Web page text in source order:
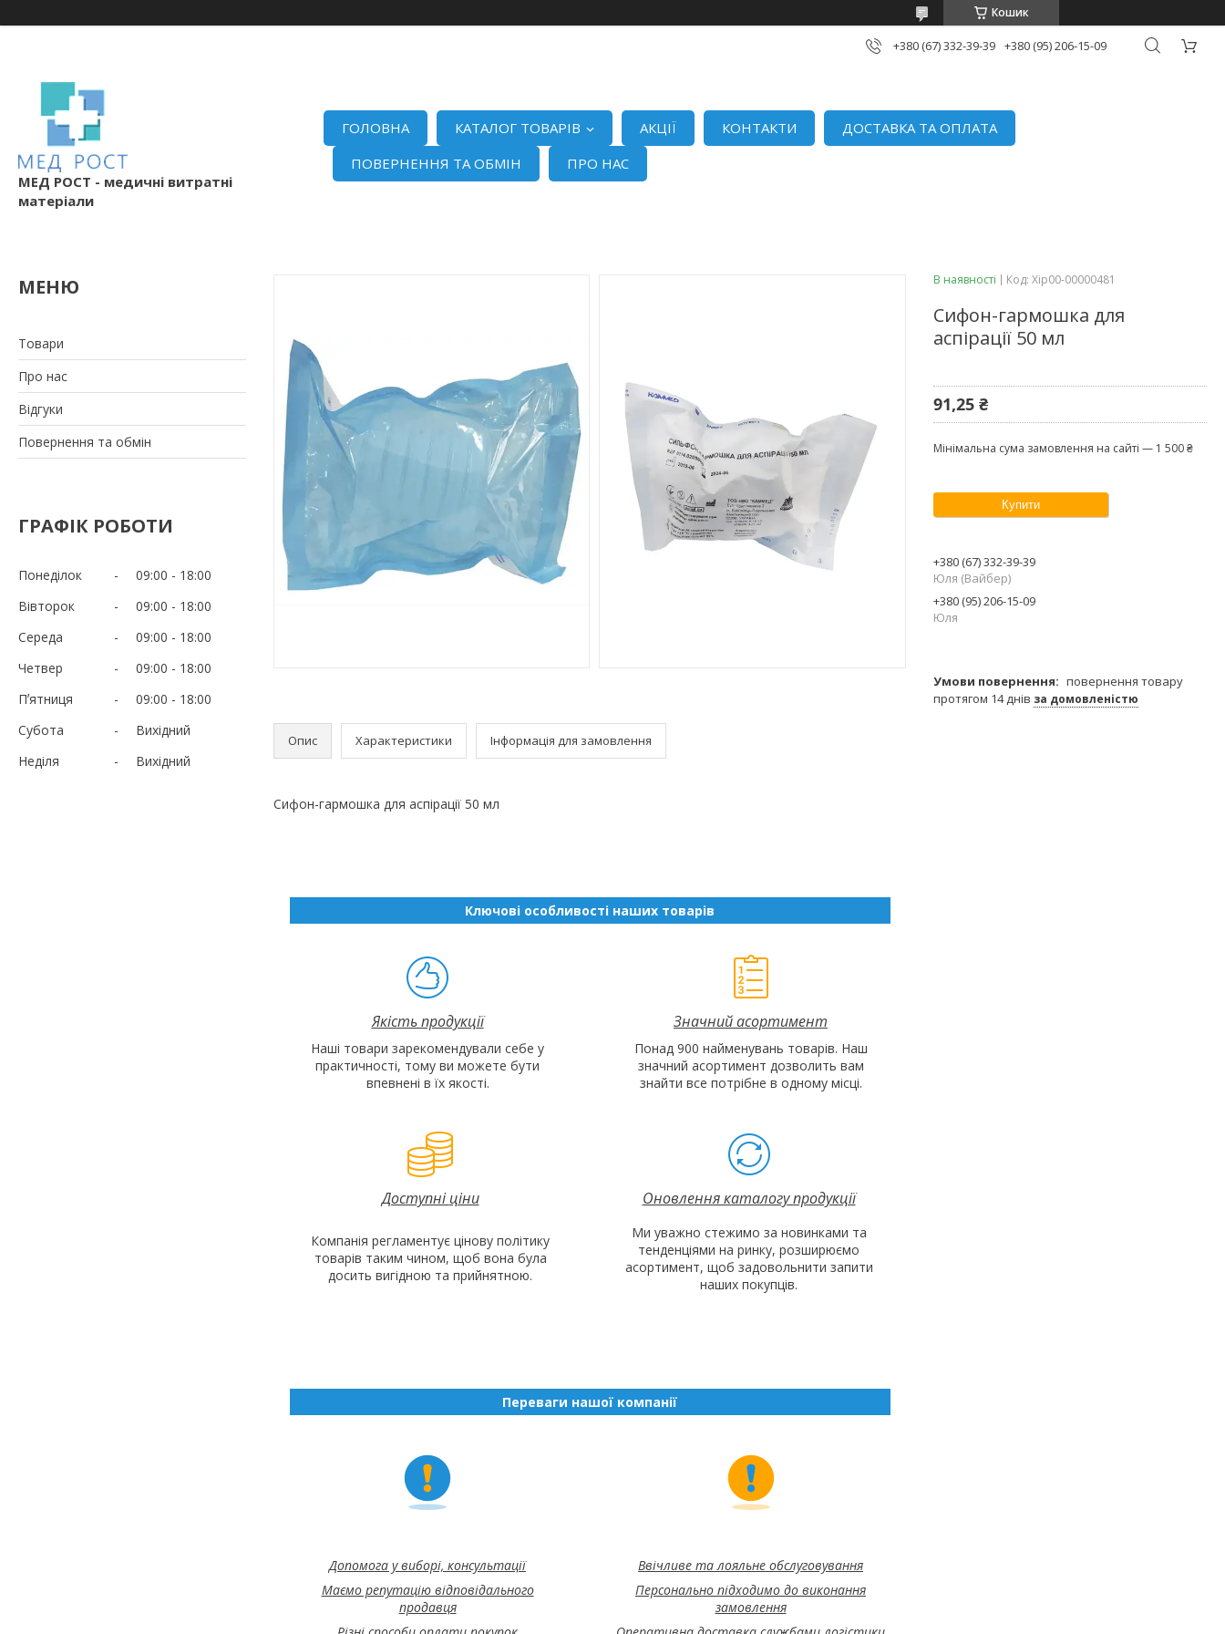
Кошик
+380 (67) 332-39-39 +380 (95) 206-15-09
МЕД РОСТ - медичні витратні
матеріали
ГОЛОВНА КАТАЛОГ ТОВАРІВ АКЦІЇ КОНТАКТИ
ДОСТАВКА ТА ОПЛАТА
ПОВЕРНЕННЯ ТА ОБМІН
ПРО НАС
Товари
Про нас
Відгуки
Повернення та обмін
ГРАФІК РОБОТИ
Понеділок 09:00
18:00
Вівторок
09:00
18:00
Середа
09:00
18:00
Четвер
09:00
18:00
Пʼятниця
09:00
18:00
Субота
Вихідний
Неділя
Вихідний
Опис Характеристики Інформація для замовлення
Сифон-гармошка для аспірації 50 мл
Ключові особливості наших товарів
Якість продукції Значний асортимент
Наші товари зарекомендували себе у
практичності, тому ви можете бути
впевнені в їх якості.
Понад 900 найменувань товарів. Наш
значний асортимент дозволить вам
знайти все потрібне в одному місці.
Доступніціни Оновлення каталогу продукції
Компанія регламентує цінову політику
товарів таким чином, щоб вона була
досить вигідною та прийнятною.
Ми уважно стежимо за новинками та
тенденціями на ринку, розширюємо
асортимент, щоб задовольнити запити
наших покупців.
Переваги нашої компанії
Допомога у виборі, консультації
Маємо репутацію відповідального
продавця
Ввічливе та лояльне обслуговування
Персонально підходимо до виконання
замовлення
В наявності Код: Хір00-00000481
Сифон-гармошка для
аспірації 50 мл
91,25 ₴
Мінімальна сума замовлення на сайті — 1 500 ₴
Купити
+380 (67) 332-39-39
Юля (Вайбер)
+380 (95) 206-15-09
Юля
повернення товару
протягом 14 днів за домовленістю